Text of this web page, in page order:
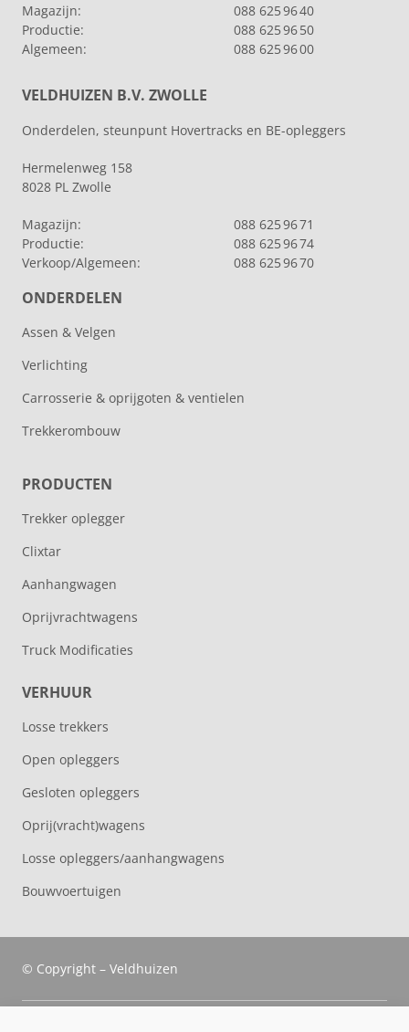
Magazijn:
088 625 96 40
Productie:
088 625 96 50
Algemeen:
088 625 96 00
VELDHUIZEN B.V. ZWOLLE
Onderdelen, steunpunt Hovertracks en BE-opleggers
Hermelenweg 158
8028 PL Zwolle
Magazijn:
088 625 96 71
Productie:
088 625 96 74
Verkoop/Algemeen:
088 625 96 70
ONDERDELEN
Assen & Velgen
Verlichting
Carrosserie & oprijgoten & ventielen
Trekkerombouw
PRODUCTEN
Trekker oplegger
Clixtar
Aanhangwagen
Oprijvrachtwagens
Truck Modificaties
VERHUUR
Losse trekkers
Open opleggers
Gesloten opleggers
Oprij(vracht)wagens
Losse opleggers/aanhangwagens
Bouwvoertuigen
© Copyright – Veldhuizen